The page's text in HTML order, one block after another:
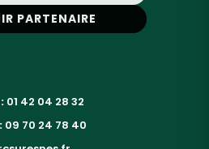
PARTENAIRE
01 42 04 28 32
09 70 24 78 40